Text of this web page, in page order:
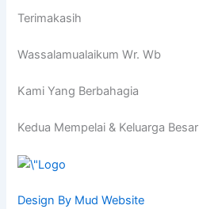
Terimakasih
Wassalamualaikum Wr. Wb
Kami Yang Berbahagia
Kedua Mempelai & Keluarga Besar
Design By Mud Website